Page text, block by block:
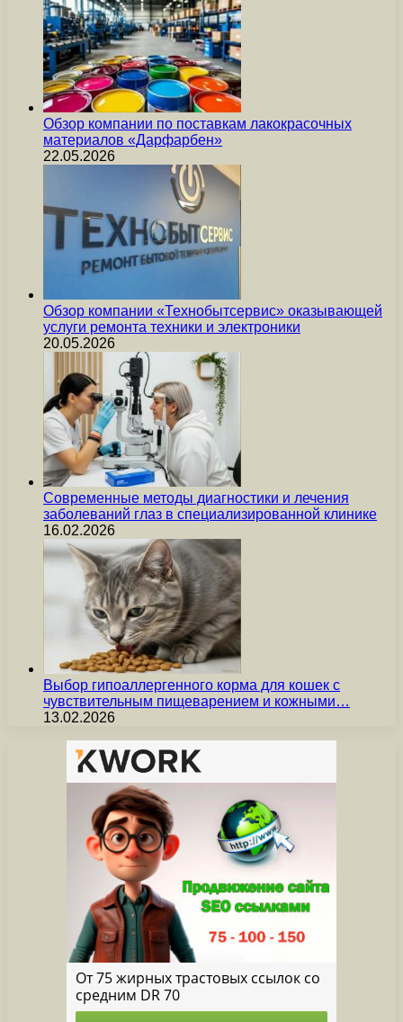
Обзор компании по поставкам лакокрасочных
материалов «Дарфарбен»
22.05.2026
Обзор компании «Технобытсервис» оказывающей
услуги ремонта техники и электроники
20.05.2026
Современные методы диагностики и лечения
заболеваний глаз в специализированной клинике
16.02.2026
Выбор гипоаллергенного корма для кошек с
чувствительным пищеварением и кожными…
13.02.2026